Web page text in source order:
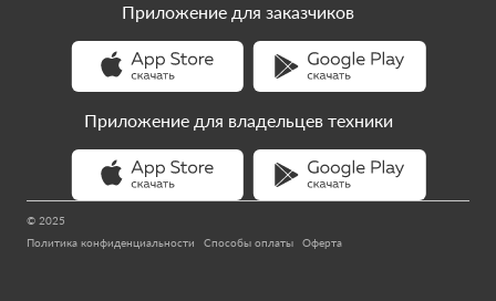
© 2025
Политика конфиденциальности
Способы оплаты Оферта
Приложение для заказчиков
Приложение для владельцев техники